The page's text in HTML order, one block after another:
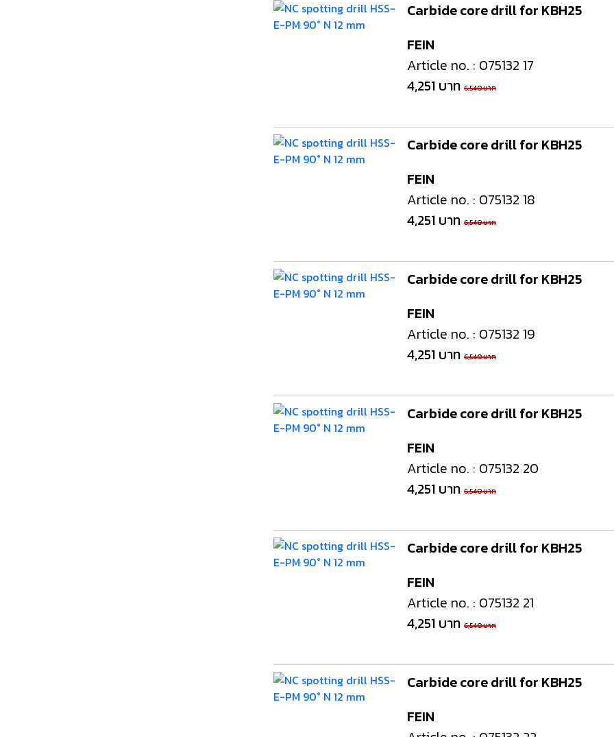
FEIN
Carbide core drill for KBH25
Article no. : 075132 17
4,251 บาท 6,540 บาท
FEIN
Carbide core drill for KBH25
Article no. : 075132 18
4,251 บาท 6,540 บาท
FEIN
Carbide core drill for KBH25
Article no. : 075132 19
4,251 บาท 6,540 บาท
FEIN
Carbide core drill for KBH25
Article no. : 075132 20
4,251 บาท 6,540 บาท
FEIN
Carbide core drill for KBH25
Article no. : 075132 21
4,251 บาท 6,540 บาท
FEIN
Carbide core drill for KBH25